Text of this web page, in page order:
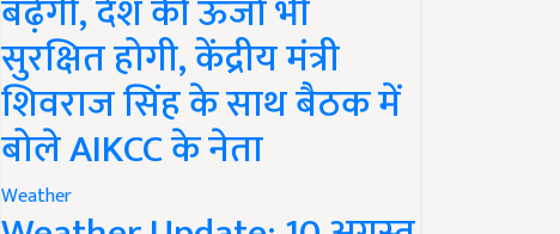
बढ़ेगी, देश की ऊर्जा भी
सुरक्षित होगी, केंद्रीय मंत्री
शिवराज सिंह के साथ बैठक में
बोले AIKCC के नेता
Weather